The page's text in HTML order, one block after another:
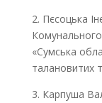
2. Пєсоцька
«Сумська
талановитих
3. Карпуша